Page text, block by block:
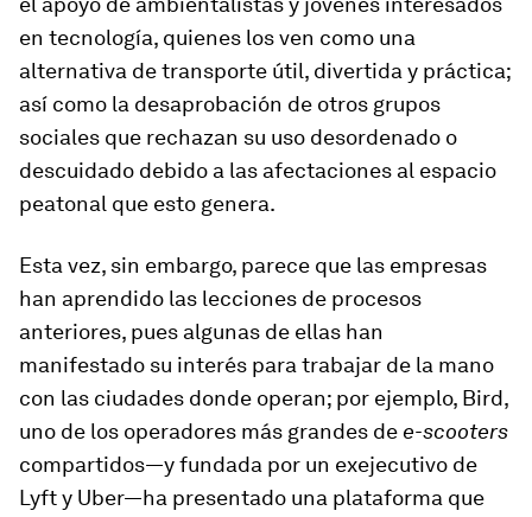
en tecnología, quienes los ven como una
alternativa de transporte útil, divertida y práctica;
así como la desaprobación de otros grupos
sociales que rechazan su uso desordenado o
descuidado debido a las afectaciones al espacio
peatonal que esto genera.
Esta vez, sin embargo, parece que las empresas
han aprendido las lecciones de procesos
anteriores, pues algunas de ellas han
manifestado su interés para trabajar de la mano
con las ciudades donde operan; por ejemplo, Bird,
uno de los operadores más grandes de e-scooters
compartidos—y fundada por un exejecutivo de
Lyft y Uber—ha presentado una plataforma que